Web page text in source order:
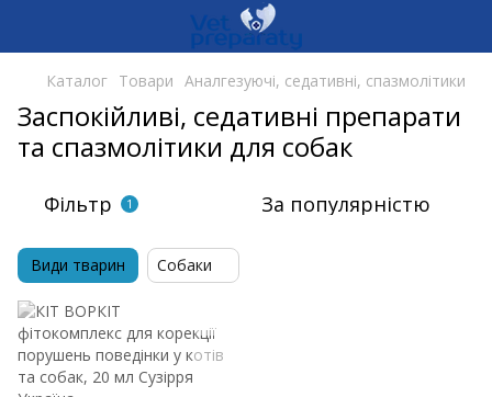
Каталог Товари Аналгезуючі, седативні, спазмолітики
Заспокійливі, седативні препарати
та спазмолітики для собак
Фільтр 1 За популярністю
Види тварин Собаки